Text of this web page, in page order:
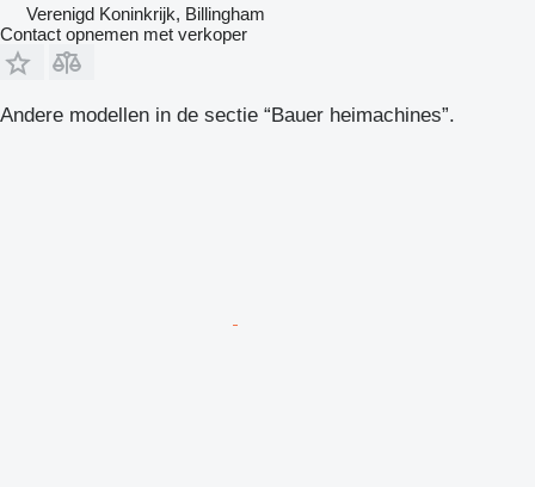
Verenigd Koninkrijk, Billingham
Contact opnemen met verkoper
Andere modellen in de sectie “Bauer heimachines”.